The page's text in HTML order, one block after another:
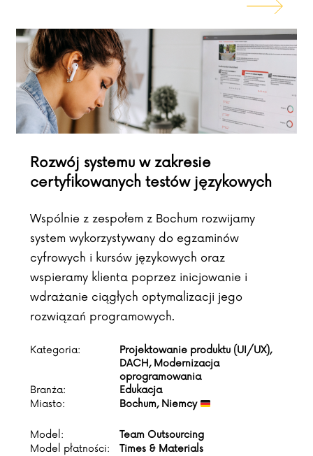
Rozwój systemu w zakresie
certyfikowanych testów językowych
Wspólnie z zespołem z Bochum rozwijamy
system wykorzystywany do egzaminów
cyfrowych i kursów językowych oraz
wspieramy klienta poprzez inicjowanie i
wdrażanie ciągłych optymalizacji jego
rozwiązań programowych.
Kategoria:
Projektowanie produktu (UI/UX),
DACH, Modernizacja
oprogramowania
Branża:
Edukacja
Miasto:
Bochum, Niemcy
Model:
Team Outsourcing
Model płatności:
Times & Materials